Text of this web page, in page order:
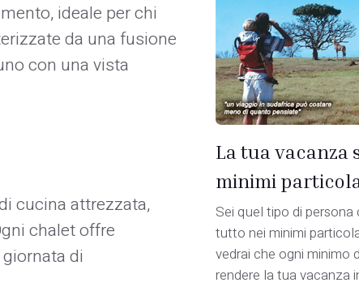
ideale per chi
da una fusione
con una vista
cucina attrezzata,
chalet offre
di
La tua vacanza
minimi
Sei quel tipo di
tutto nei minimi
vedrai che ogni minimo
rendere la tua vacanza